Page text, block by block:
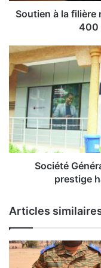
l
i
è
r
e
m
a
n
g
’
U
n
i
Soutien à la filière
400
S
o
c
i
é
t
G
é
l
e
B
u
Société
prestige
Articles